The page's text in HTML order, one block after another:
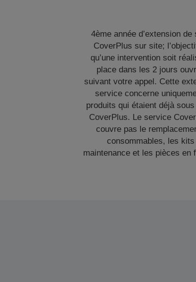
4ème année d’extension de
CoverPlus sur site;
qu’une intervention soit
place dans les 2 jours
suivant votre appel. Cette
service concerne
produits qui étaient déjà
CoverPlus. Le service
couvre pas le
consommables, les kits
maintenance et les pièces en